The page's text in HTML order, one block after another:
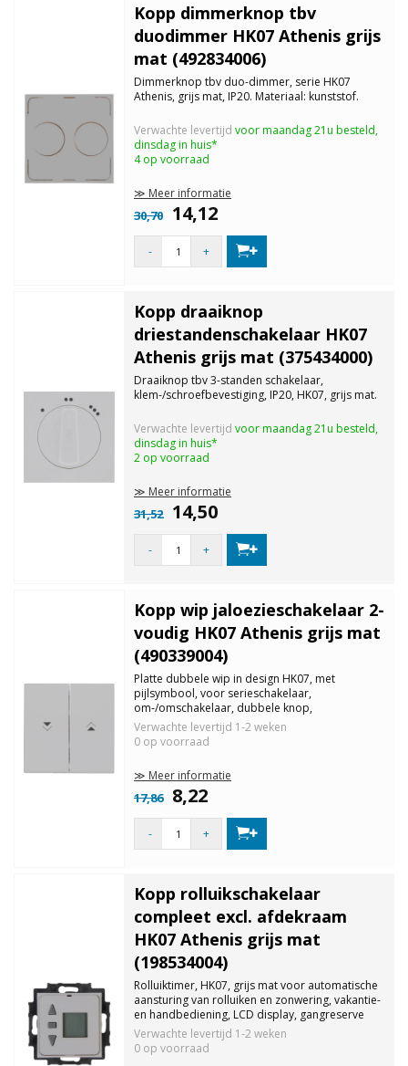
Kopp dimmerknop tbv
duodimmer HK07 Athenis grijs
mat (492834006)
Dimmerknop tbv duo-dimmer, serie HK07
Athenis, grijs mat, IP20. Materiaal: kunststof.
Verwachte levertijd voor maandag 21u besteld,
dinsdag in huis*
4 op voorraad
≫ Meer informatie
30,70 14,12
- +
Kopp draaiknop
driestandenschakelaar HK07
Athenis grijs mat (375434000)
Draaiknop tbv 3-standen schakelaar,
klem-/schroefbevestiging, IP20, HK07, grijs mat.
Verwachte levertijd voor maandag 21u besteld,
dinsdag in huis*
2 op voorraad
≫ Meer informatie
31,52 14,50
- +
Kopp wip jaloezieschakelaar 2-
voudig HK07 Athenis grijs mat
(490339004)
Platte dubbele wip in design HK07, met
pijlsymbool, voor serieschakelaar,
om-/omschakelaar, dubbele knop,
beschermingsklasse IP20, kleur: grijs mat.
Verwachte levertijd 1-2 weken
0 op voorraad
≫ Meer informatie
17,86 8,22
- +
Kopp rolluikschakelaar
compleet excl. afdekraam
HK07 Athenis grijs mat
(198534004)
Rolluiktimer, HK07, grijs mat voor automatische
aansturing van rolluiken en zonwering, vakantie-
en handbediening, LCD display, gangreserve
(minimaal 18u), 7 op- en neerschakeltijden
instelbaar, 6AX, 230V, 1500W.
Verwachte levertijd 1-2 weken
0 op voorraad